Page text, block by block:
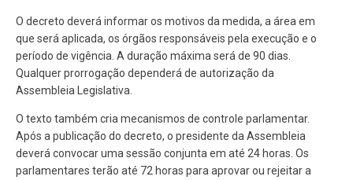
O decreto deverá informar os motivos da medida, a área em
que será aplicada, os órgãos responsáveis pela execução e o
período de vigência. A duração máxima será de 90 dias.
Qualquer prorrogação dependerá de autorização da
Assembleia Legislativa.
O texto também cria mecanismos de controle parlamentar.
Após a publicação do decreto, o presidente da Assembleia
deverá convocar uma sessão conjunta em até 24 horas. Os
parlamentares terão até 72 horas para aprovar ou rejeitar a